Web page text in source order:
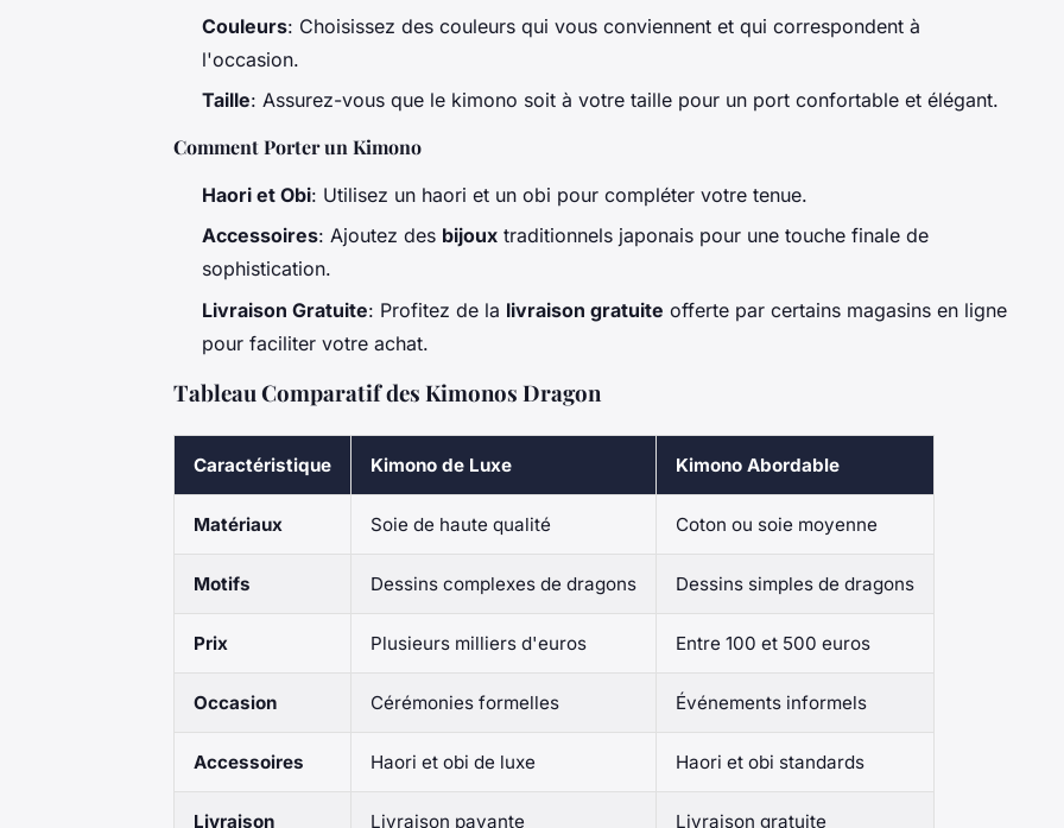
Couleurs: Choisissez des couleurs qui vous conviennent et qui correspondent à
l'occasion.
Taille: Assurez-vous que le kimono soit à votre taille pour un port confortable et élégant.
Comment Porter un Kimono
Haori et Obi: Utilisez un haori et un obi pour compléter votre tenue.
Accessoires: Ajoutez des bijoux traditionnels japonais pour une touche finale de
sophistication.
Livraison Gratuite: Profitez de la livraison gratuite offerte par certains magasins en ligne
pour faciliter votre achat.
Tableau Comparatif des Kimonos Dragon
Caractéristique Kimono de Luxe Kimono Abordable
Matériaux Soie de haute qualité Coton ou soie moyenne
Motifs Dessins complexes de dragons Dessins simples de dragons
Prix Plusieurs milliers d'euros Entre 100 et 500 euros
Occasion Cérémonies formelles Événements informels
Accessoires Haori et obi de luxe Haori et obi standards
Livraison Livraison payante Livraison gratuite